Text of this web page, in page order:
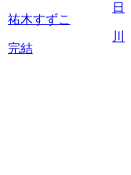
祐木すずこ
完結
日
川